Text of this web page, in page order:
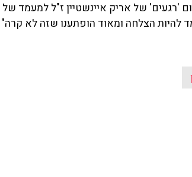
'רגעים' של אריק איינשטיין ז"ל למעמד של
להיות הצלחה ומאוד הופתענו שזה לא קרה"